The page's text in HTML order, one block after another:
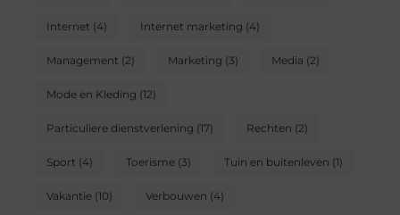
Internet (4) Internet marketing (4)
Management (2) Marketing (3) Media (2)
Mode en Kleding (12)
Particuliere dienstverlening (17) Rechten (2)
Sport (4) Toerisme(3) Tuin en buitenleven (1)
Vakantie(10) Verbouwen (4)